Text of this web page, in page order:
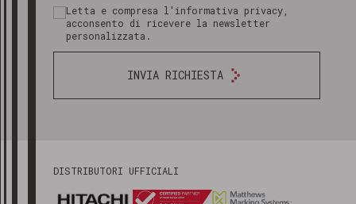
Letta e compresa l'informativa privacy,
acconsento di ricevere la newsletter
personalizzata.
INVIA RICHIESTA
DISTRIBUTORI UFFICIALI